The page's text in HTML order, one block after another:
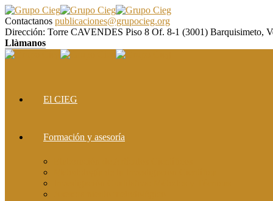
Contactanos publicaciones@grupocieg.org
Dirección: Torre CAVENDES Piso 8 Of. 8-1 (3001) Barquisimeto,
Llàmanos
El CIEG
Formación y asesoría